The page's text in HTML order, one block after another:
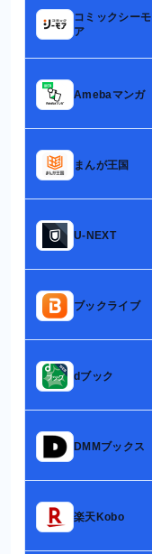
コミックシーモ
ア
Amebaマンガ
まんが王国
U-NEXT
ブックライブ
dブック
DMMブックス
楽天Kobo